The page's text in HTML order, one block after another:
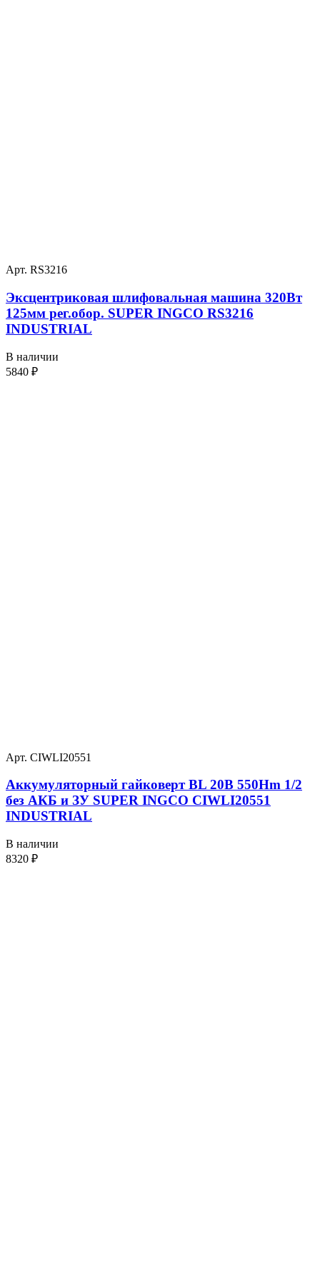
Арт. RS3216
Эксцентриковая шлифовальная машина 320Вт
125мм рег.обор. SUPER INGCO RS3216
INDUSTRIAL
В наличии
5840 ₽
Арт. CIWLI20551
Аккумуляторный гайковерт BL 20В 550Hm 1/2
без АКБ и ЗУ SUPER INGCO CIWLI20551
INDUSTRIAL
В наличии
8320 ₽